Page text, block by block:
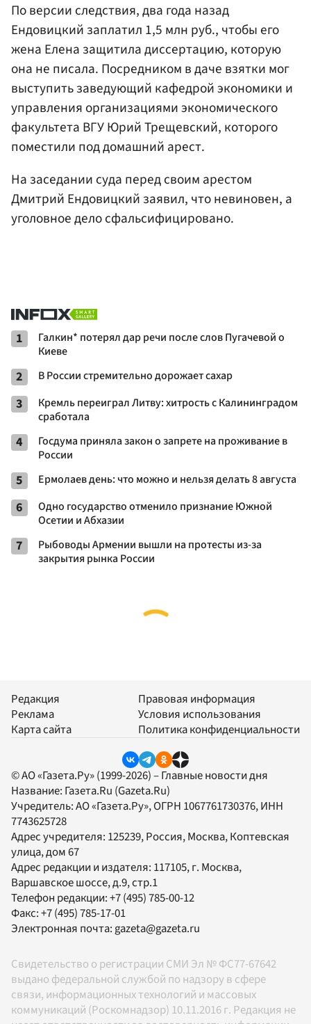
По версии следствия, два года назад
Ендовицкий заплатил 1,5 млн руб., чтобы его
жена Елена защитила диссертацию, которую
она не писала. Посредником в даче взятки мог
выступить заведующий кафедрой экономики и
управления организациями экономического
факультета ВГУ Юрий Трещевский, которого
поместили под домашний арест.
На заседании суда перед своим арестом
Дмитрий Ендовицкий заявил, что невиновен, а
уголовное дело сфальсифицировано.
1
Галкин* потерял дар речи после слов Пугачевой о
Киеве
2 В России стремительно дорожает сахар
3
Кремль переиграл Литву: хитрость с Калининградом
сработала
4
Госдума приняла закон о запрете на проживание в
России
5 Ермолаев день: что можно и нельзя делать 8 августа
6
Одно государство отменило признание Южной
Осетии и Абхазии
7
Рыбоводы Армении вышли на протесты из-за
закрытия рынка России
Редакция
Реклама
Карта сайта
Правовая информация
Условия использования
Политика конфиденциальности
© АО «Газета.Ру» (1999-2026) – Главные новости дня
Название: Газета.Ru (Gazeta.Ru)
Учредитель:АО «Газета.Ру», ОГРН 1067761730376, ИНН
7743625728
Адрес учредителя: 125239, Россия, Москва, Коптевская
улица, дом 67
Адрес редакции и издателя: 117105, г. Москва,
Варшавское шоссе, д.9, стр.1
Телефон редакции:+7 (495) 785-00-12
Факс:+7 (495) 785-17-01
Электронная почта:gazeta@gazeta.ru
Свидетельство о регистрации СМИ Эл № ФС77-67642
выдано федеральной службой по надзору в сфере
связи, информационных технологий и массовых
коммуникаций (Роскомнадзор) 10.11.2016 г. Редакция не